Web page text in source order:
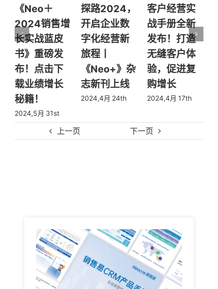
上一页
探路2024，
开启企业数
字化经营新
旅程丨
《Neo+》杂
志新刊上线
2024,4月 24th
客户经营实
战手册全新
发布！打造
无缝客户体
验，促进复
购增长
2024,4月 17th
销售易首发
《2024年企
业CRM国产
替代全景报
告》
2024,1月 12th